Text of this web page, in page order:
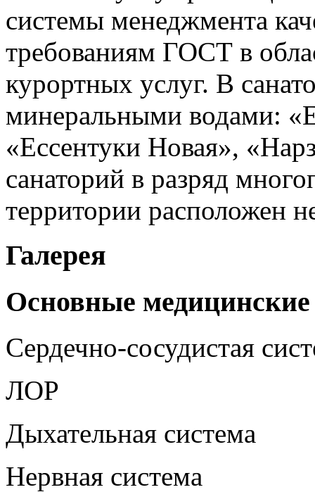
системы менеджмента
требованиям ГОСТ в
курортных услуг. В
минеральными водами:
«Ессентуки Новая»,
санаторий в разряд
территории расположен
Галерея
Основные
Сердечно-сосудистая
ЛОР
Дыхательная система
Нервная система